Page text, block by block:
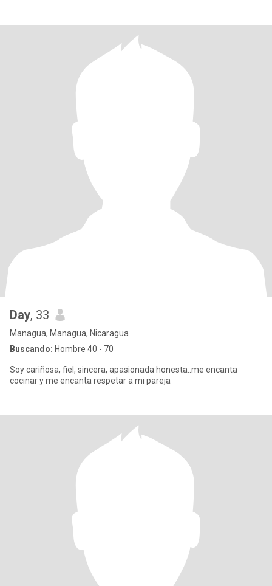
Day, 33
Managua, Managua, Nicaragua
Buscando: Hombre 40 - 70
Soy cariñosa, fiel, sincera, apasionada honesta..me encanta
cocinar y me encanta respetar a mi pareja